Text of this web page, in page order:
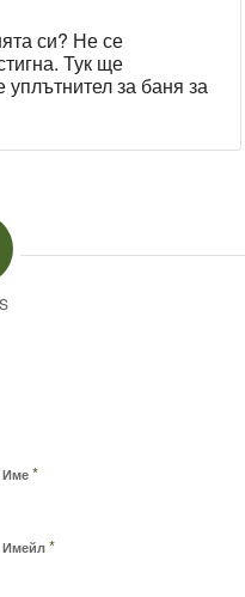
си? Не се
Тук ще
уплътнител за баня за
Име *
Имейл *